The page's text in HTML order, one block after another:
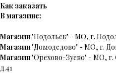
Как заказать
В магазине:
Магазин"Подольск" - МО, г.
Магазин"Домодедово" - МО, г.
Магазин"Орехово-Зуево" - МО,
д.41